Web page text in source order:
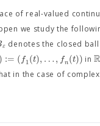
of real-valued
we study the
ε denotes the closed
:= (f1(t), …, fn(t)) inR
in the case of